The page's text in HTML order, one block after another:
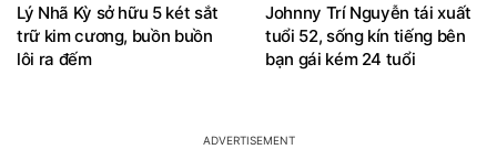
Lý Nhã Kỳ sở hữu 5 két sắt
trữ kim cương, buồn buồn
lôi ra đếm
Johnny Trí Nguyễn tái xuất
tuổi 52, sống kín tiếng bên
bạn gái kém 24 tuổi